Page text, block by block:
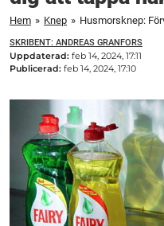
Hem » Knep »
SKRIBENT: ANDREAS GRANFORS
Uppdaterad: feb 14, 2024, 17:11
Publicerad: feb 14, 2024, 17:10